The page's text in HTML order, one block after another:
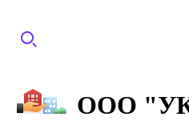
ООО